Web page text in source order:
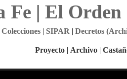
Fe| El Orden
Colecciones| SIPAR | Decretos
Proyecto | Archivo |